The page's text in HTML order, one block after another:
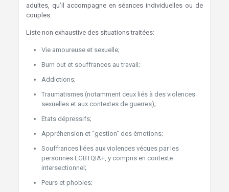
adultes, qu’il accompagne en séances individuelles ou de
couples.
Liste non exhaustive des situations traitées:
Vie amoureuse et sexuelle;
Burn out et souffrances au travail;
Addictions;
Traumatismes (notamment ceux liés à des violences
sexuelles et aux contextes de guerres);
Etats dépressifs;
Appréhension et “gestion” des émotions;
Souffrances liées aux violences vécues par les
personnes LGBTQIA+, y compris en contexte
intersectionnel;
Peurs et phobies;